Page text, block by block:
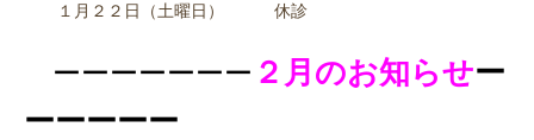
１月２２日（土曜日） 休診
ーーーーーーー ２月のお知らせー
ーーーーー